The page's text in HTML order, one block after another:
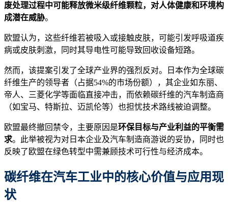
废处理过程中可能释放微米级纤维颗粒，对人体健康和环境构
成潜在威胁。
欧盟认为，这些纤维若被吸入或接触皮肤，可能引发呼吸道疾
病或皮肤刺激，同时其导电性可能导致回收设备短路。
然而，该提案引发了全球产业界的强烈反对。日本作为全球碳
纤维生产的领导者（占据54%的市场份额），其企业如东丽、
帝人、三菱化学等面临直接冲击，而依赖碳纤维的汽车制造商
（如宝马、特斯拉、迈凯伦等）也担忧技术路线被迫调整。
欧盟最终撤回禁令，主要原因是环保目标与产业利益的平衡需
求。此举被视为对日本企业及汽车制造商游说的妥协，同时也
反映了欧盟在绿色转型中需兼顾技术可行性与经济成本。
碳纤维在汽车工业中的核心价值与应用现
状